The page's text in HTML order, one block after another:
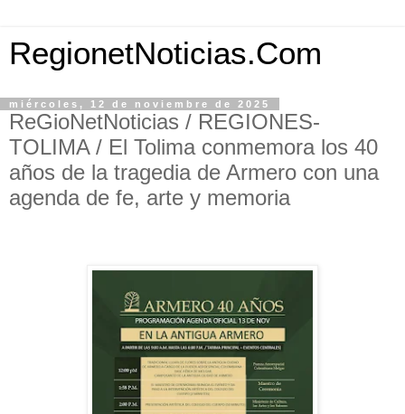
RegionetNoticias.Com
miércoles, 12 de noviembre de 2025
ReGioNetNoticias / REGIONES-
TOLIMA / El Tolima conmemora los 40
años de la tragedia de Armero con una
agenda de fe, arte y memoria